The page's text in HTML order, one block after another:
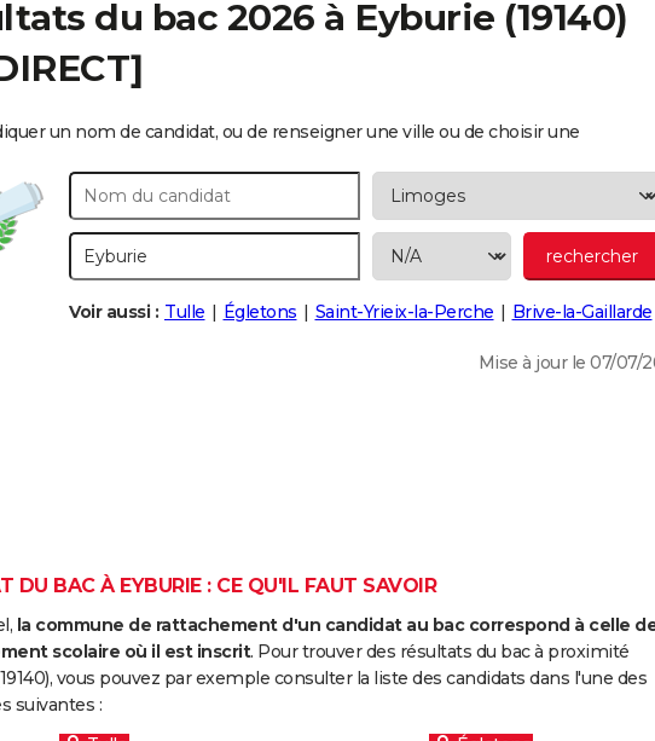
du bac 2026 à Eyburie (19140)
un nom de candidat, ou de renseigner une ville ou de choisir une
Voir aussi : Tulle Égletons Saint-Yrieix-la-Perche Brive-la-Gaillarde
Mise à jour le 07/07/
DU BAC À EYBURIE : CE QU'IL FAUT SAVOIR
la commune de rattachement d'un candidat au bac correspond à celle
scolaire où il est inscrit. Pour trouver des résultats du bac à proximité
vous pouvez par exemple consulter la liste des candidats dans l'une des
suivantes :